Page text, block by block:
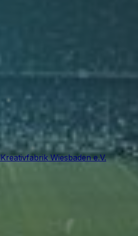
Kreativfabrik Wiesbaden e.V.